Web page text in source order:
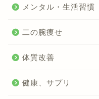
メンタル・生活習慣
二の腕痩せ
体質改善
健康、サプリ